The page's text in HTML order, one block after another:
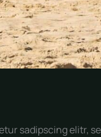
sadipscing elitr,